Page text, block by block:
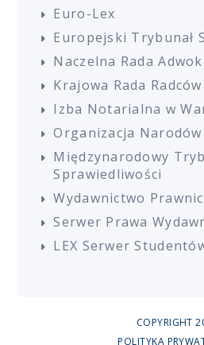
Euro-Lex
Europejski Trybunał
Naczelna Rada
Krajowa Rada
Izba Notarialna w
Organizacja
Międzynarodowy
Sprawiedliwości
Wydawnictwo
Serwer Prawa
LEX Serwer
COPYRIGHT
POLITYKA